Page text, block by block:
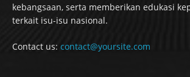
kebangsaan, serta memberikan edukasi
terkait isu-isu nasional.
Contact us: contact@yoursite.com